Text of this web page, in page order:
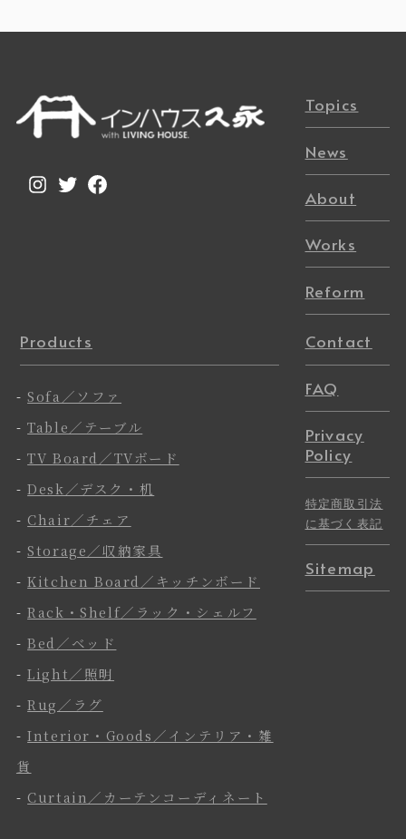
Instagram
TwitterFacebook
Topics
News
About
Works
Reform
Products
-Sofa／ソファ
-Table／テーブル
-TV Board／TVボード
-Desk／デスク・机
- Chair／チェア
-Storage／収納家具
-Kitchen Board／キッチンボード
-Rack・Shelf／ラック・シェルフ
-Bed／ベッド
-Light／照明
-Rug／ラグ
-Interior・Goods／インテリア・雑
貨
- Curtain／カーテンコーディネート
Contact
FAQ
Privacy
Policy
特定商取引法
に基づく表記
Sitemap